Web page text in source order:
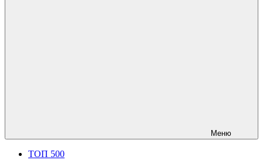
Меню
ТОП 500